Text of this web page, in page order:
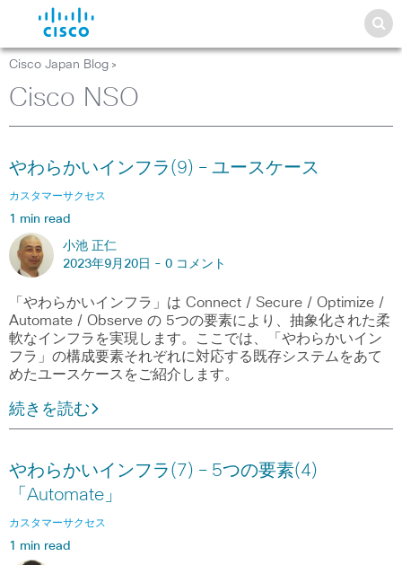
Cisco Japan Blog >
Cisco NSO
やわらかいインフラ(9) – ユースケース
カスタマーサクセス
1 min read
小池 正仁
2023年9月20日 - 0 コメント
「やわらかいインフラ」は Connect / Secure / Optimize /
Automate / Observe の 5つの要素により、抽象化された柔
軟なインフラを実現します。ここでは、「やわらかいイン
フラ」の構成要素それぞれに対応する既存システムをあて
めたユースケースをご紹介します。
続きを読む
やわらかいインフラ(7) – 5つの要素(4)
「Automate」
カスタマーサクセス
1 min read